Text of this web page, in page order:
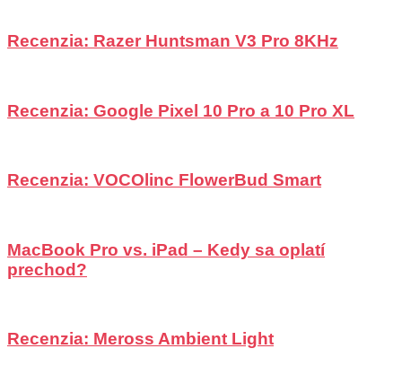
Recenzia: Razer Huntsman V3 Pro 8KHz
Recenzia: Google Pixel 10 Pro a 10 Pro XL
Recenzia: VOCOlinc FlowerBud Smart
MacBook Pro vs. iPad – Kedy sa oplatí
prechod?
Recenzia: Meross Ambient Light